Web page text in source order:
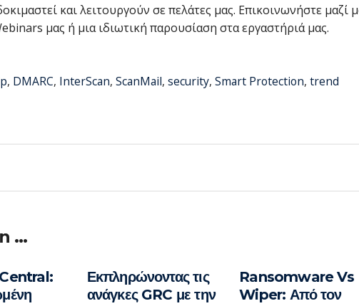
και λειτουργούν σε πελάτες μας. Επικοινωνήστε μαζί
μας ή μια ιδιωτική παρουσίαση στα εργαστήριά μας.
, DMARC, InterScan, ScanMail, security, Smart Protection, trend
…
Εκπληρώνοντας τις
ανάγκες GRC με την
Ransomware Vs
Wiper: Από τον